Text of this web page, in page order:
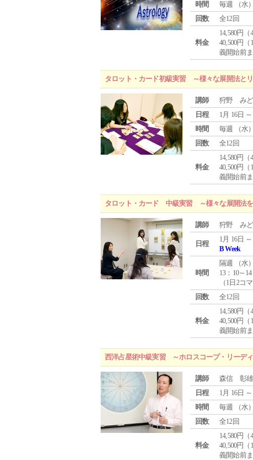
時間
毎週 （水
回数
全12回
料金
14,580円
40,500円
義開始前ま
タロット・カード初級実習 ～様々な展開法と
講師
狩野 みど
日程
1月 16日
時間
毎週 （水
回数
全12回
料金
14,580円
40,500円
義開始前ま
タロット・カード 中級実習 ～様々な展開法を
講師 狩野 みど
日程
1月 16日
B Week
時間
隔週 （水）
13：10～
（1日2コマ
回数
全12回
料金
14,580円
40,500円
義開始前ま
西洋占星術中級実習 ～ホロスコープ・リーデ
講師
森信 彰雄
日程
1月 16日
時間
毎週 （水
回数
全12回
料金
14,580円
40,500円
義開始前ま